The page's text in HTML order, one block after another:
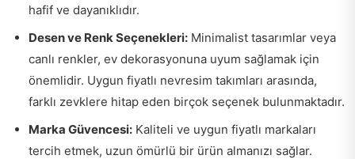
hafif ve dayanıklıdır.
Desen ve Renk Seçenekleri: Minimalist tasarımlar veya
canlı renkler, ev dekorasyonuna uyum sağlamak için
önemlidir. Uygun fiyatlı nevresim takımları arasında,
farklı zevklere hitap eden birçok seçenek bulunmaktadır.
Marka Güvencesi: Kaliteli ve uygun fiyatlı markaları
tercih etmek, uzun ömürlü bir ürün almanızı sağlar.